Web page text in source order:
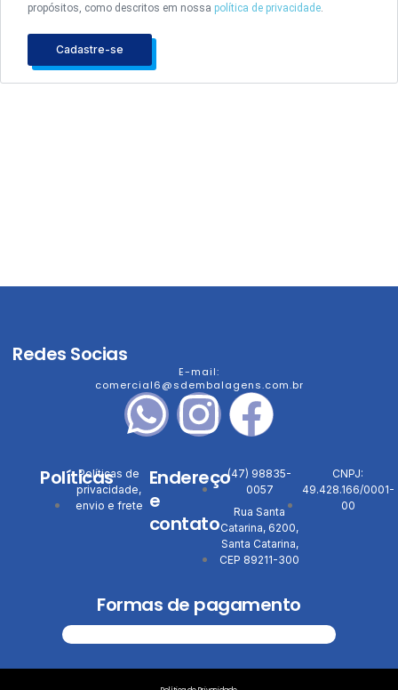
propósitos, como descritos em nossa política de privacidade.
Cadastre-se
Redes Socias
E-mail:
comercial6@sdembalagens.com.br
Políticas
Políticas de
privacidade,
envio e frete
Endereço
e
contato
(47) 98835-
0057
Rua Santa
Catarina, 6200,
Santa Catarina,
CEP 89211-300
CNPJ:
49.428.166/0001-
00
Formas de pagamento